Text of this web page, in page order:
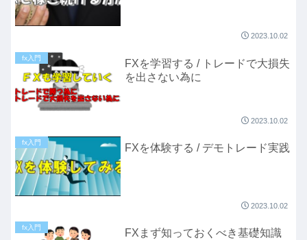
2023.10.02
fx入門
FXを学習する / トレードで大損失
を出さない為に
2023.10.02
fx入門 FXを体験する / デモトレード実践
2023.10.02
fx入門 FXまず知っておくべき基礎知識